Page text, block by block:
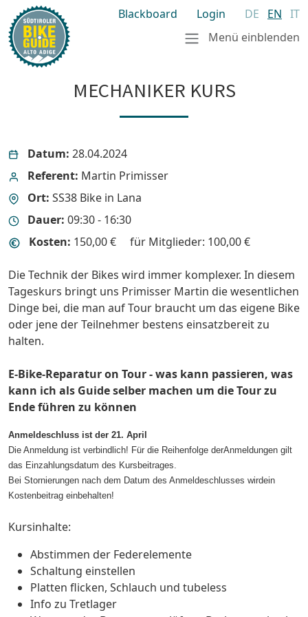
Blackboard Login DE EN IT
Menü einblenden
MECHANIKER KURS
Datum: 28.04.2024
Referent: Martin Primisser
Ort: SS38 Bike in Lana
Dauer: 09:30 - 16:30
Kosten: 150,00 € für Mitglieder: 100,00 €
Die Technik der Bikes wird immer komplexer. In diesem
Tageskurs bringt uns Primisser Martin die wesentlichen
Dinge bei, die man auf Tour braucht um das eigene Bike
oder jene der Teilnehmer bestens einsatzbereit zu
halten.
E-Bike-Reparatur on Tour - was kann passieren, was
kann ich als Guide selber machen um die Tour zu
Ende führen zu können
Anmeldeschluss ist der 21. April
Die Anmeldung ist verbindlich! Für die Reihenfolge derAnmeldungen gilt
das Einzahlungsdatum des Kursbeitrages.
Bei Stornierungen nach dem Datum des Anmeldeschlusses wirdein
Kostenbeitrag einbehalten!
Kursinhalte:
Abstimmen der Federelemente
Schaltung einstellen
Platten flicken, Schlauch und tubeless
Info zu Tretlager